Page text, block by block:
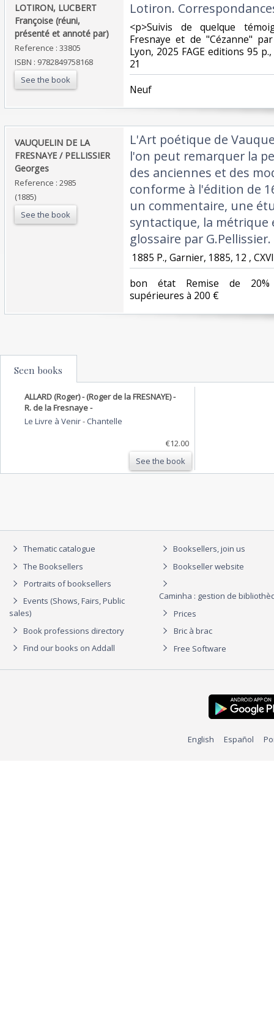
LOTIRON, LUCBERT
Françoise (réuni,
présenté et annoté par)‎
Reference : 33805
ISBN : 9782849758168
See the book
Lotiron.
‎<p>Suivis de quelque
Fresnaye et de "Cézanne"
Lyon, 2025 FAGE editions 95
21‎
‎Neuf‎
‎VAUQUELIN DE LA
FRESNAYE / PELLISSIER
Georges‎
Reference : 2985
(1885)
See the book
‎L'Art poétique de
l'on peut remarquer la
des anciennes et des
conforme à l'édition de
un commentaire, une
syntactique, la
glossaire par G.Pellissier.‎
1885 P., Garnier, 1885, 12 ,
‎bon état Remise de 20%
supérieures à 200 €‎
Seen books
ALLARD (Roger) - (Roger de la FRESNAYE) -
R. de la Fresnaye -
Le Livre à Venir- Chantelle
€12.00
See the book
Thematic catalogue
The Booksellers
Portraits of booksellers
Events (Shows, Fairs, Public
sales)
Book professions directory
Find our books on Addall
Booksellers, join us
Bookseller website
Caminha : gestion de
Prices
Bric à brac
Free Software
English Español